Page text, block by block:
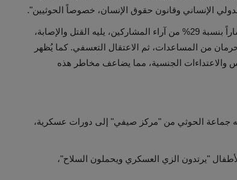
الإنساني وقانون حقوق الإنسان، خصوصاً الحوثيين".
وبحسب نتائج الدراسة، فإن التجنيد القسري هو الانتهاك الأكثر انتشاراً بنسبة 29% من آراء المشاركين، يليه القتل والإصابة،
من المساعدات، ثم الاعتقال التعسفي. كما يُظهر
والاعتداءات الجنسية، مما يضاعف مخاطر هذه
جماعة الحوثي من "مركز صيفي" إلى دورات عسكرية،
"يرتدون الزي العسكري ويحملون السلاح"،